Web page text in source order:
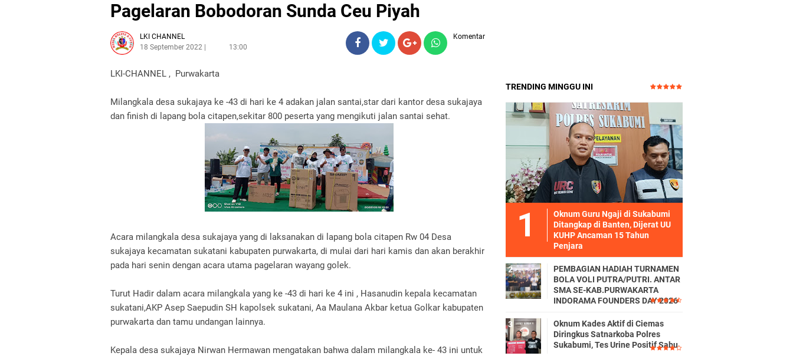
Pagelaran Bobodoran Sunda Ceu Piyah
LKI CHANNEL
18 September 2022
13:00
Komentar
LKI-CHANNEL , Purwakarta
Milangkala desa sukajaya ke -43 di hari ke 4 adakan jalan santai,star dari kantor desa sukajaya
dan finish di lapang bola citapen,sekitar 800 peserta yang mengikuti jalan santai sehat.
Acara milangkala desa sukajaya yang di laksanakan di lapang bola citapen Rw 04 Desa
sukajaya kecamatan sukatani kabupaten purwakarta, di mulai dari hari kamis dan akan berakhir
pada hari senin dengan acara utama pagelaran wayang golek.
Turut Hadir dalam acara milangkala yang ke -43 di hari ke 4 ini , Hasanudin kepala kecamatan
sukatani,AKP Asep Saepudin SH kapolsek sukatani, Aa Maulana Akbar ketua Golkar kabupaten
purwakarta dan tamu undangan lainnya.
Kepala desa sukajaya Nirwan Hermawan mengatakan bahwa dalam milangkala ke- 43 ini untuk
TRENDING MINGGU INI
Oknum Guru Ngaji di Sukabumi
Ditangkap di Banten, Dijerat UU
KUHP Ancaman 15 Tahun
Penjara
PEMBAGIAN HADIAH TURNAMEN
BOLA VOLI PUTRA/PUTRI. ANTAR
SMA SE-KAB.PURWAKARTA
INDORAMA FOUNDERS DAY 2026
Oknum Kades Aktif di Ciemas
Diringkus Satnarkoba Polres
Sukabumi, Tes Urine Positif Sabu